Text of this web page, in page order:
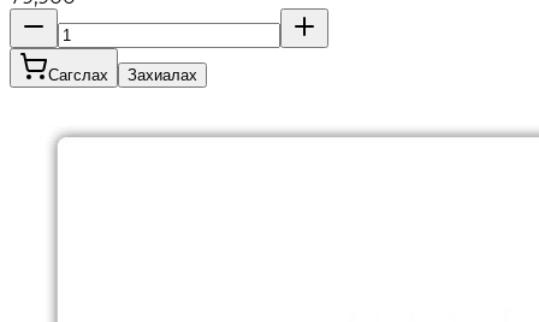
Сагслах Захиалах